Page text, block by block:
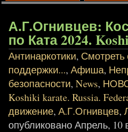
А.Г.Огнивцев:
по Ката 2024.
Антинаркотики, Смотреть
поддержки...,Афиша,
безопасности,News,
Koshiki karate. Russia.
движение,А.Г.Огнивцев,
опубликовано Апрель, 10